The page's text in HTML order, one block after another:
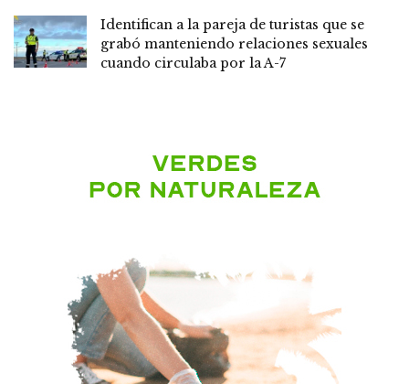
Identifican a la pareja de turistas que se
grabó manteniendo relaciones sexuales
cuando circulaba por la A-7